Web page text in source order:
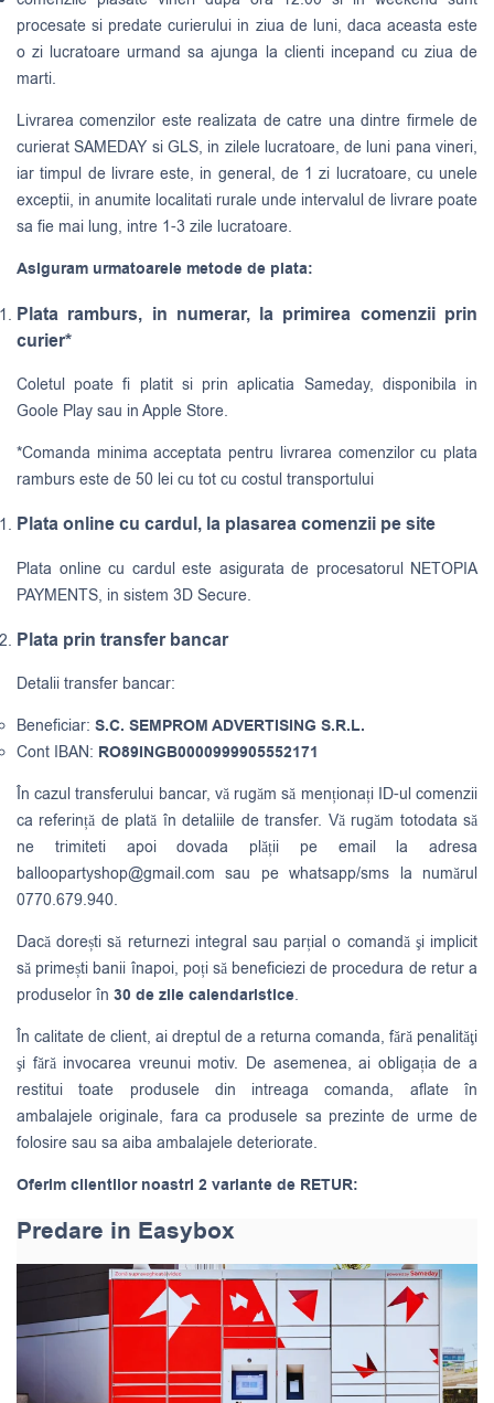
procesate si predate curierului in ziua de luni, daca aceasta este
o zi lucratoare urmand sa ajunga la clienti incepand cu ziua de
marti.
Livrarea comenzilor este realizata de catre una dintre firmele de
curieratSAMEDAY si GLS, in zilele lucratoare, de luni pana vineri,
iar timpul de livrare este, in general, de 1 zi lucratoare, cu unele
exceptii, in anumite localitati rurale unde intervalul de livrare poate
sa fie mai lung, intre 1-3 zile lucratoare.
Asiguram urmatoarele metode de plata:
Plata ramburs, in numerar, la primirea comenzii prin
curier*
Coletul poate fi platit si prin aplicatia Sameday, disponibila in
Goole Play sau in Apple Store.
*Comanda minima acceptata pentru livrarea comenzilor cu plata
ramburs este de 50 lei cu tot cu costul transportului
Plata online cu cardul, la plasarea comenzii pe site
Plata online cu cardul este asigurata de procesatorul NETOPIA
PAYMENTS, in sistem 3D Secure.
Plata prin transfer bancar
Detalii transfer bancar:
Beneficiar: S.C. SEMPROM ADVERTISING S.R.L.
Cont IBAN: RO89INGB0000999905552171
În cazul transferului bancar, vă rugăm să menționați ID-ul comenzii
ca referință de plată în detaliile de transfer. Vă rugăm totodata să
ne trimiteti apoi dovada plății pe email la adresa
balloopartyshop@gmail.com sau pe whatsapp/sms la numărul
0770.679.940.
Dacă dorești să returnezi integral sau parțial o comandă şi implicit
să primești banii înapoi, poți să beneficiezi de procedura de retur a
produselor în 30 de zile calendaristice.
În calitate de client, ai dreptul de a returna comanda, fără penalităţi
şi fără invocarea vreunui motiv. De asemenea, ai obligația de a
restitui toate produsele din intreaga comanda, aflate în
ambalajele originale, fara ca produsele sa prezinte de urme de
folosire sau sa aiba ambalajele deteriorate.
Oferim clientilor noastri 2 variante de RETUR:
Predare in Easybox